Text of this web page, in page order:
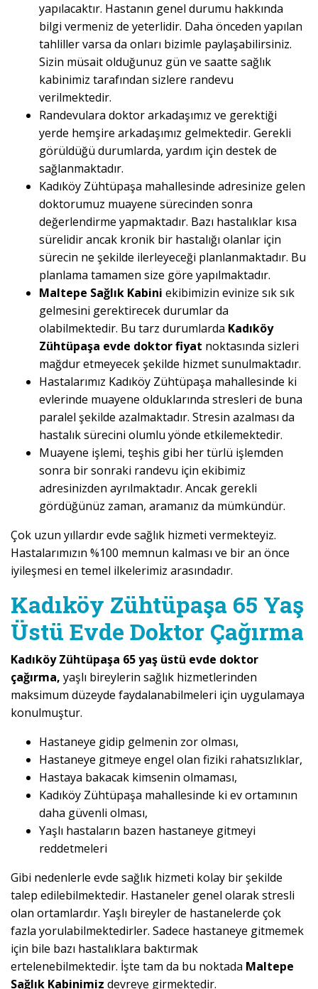
yapılacaktır. Hastanın genel durumu hakkında
bilgi vermeniz de yeterlidir. Daha önceden yapılan
tahliller varsa da onları bizimle paylaşabilirsiniz.
Sizin müsait olduğunuz gün ve saatte sağlık
kabinimiz tarafından sizlere randevu
verilmektedir.
Randevulara doktor arkadaşımız ve gerektiği
yerde hemşire arkadaşımız gelmektedir. Gerekli
görüldüğü durumlarda, yardım için destek de
sağlanmaktadır.
Kadıköy Zühtüpaşa mahallesinde adresinize gelen
doktorumuz muayene sürecinden sonra
değerlendirme yapmaktadır. Bazı hastalıklar kısa
sürelidir ancak kronik bir hastalığı olanlar için
sürecin ne şekilde ilerleyeceği planlanmaktadır. Bu
planlama tamamen size göre yapılmaktadır.
Maltepe Sağlık Kabini ekibimizin evinize sık sık
gelmesini gerektirecek durumlar da
olabilmektedir. Bu tarz durumlarda Kadıköy
Zühtüpaşa evde doktor fiyat noktasında sizleri
mağdur etmeyecek şekilde hizmet sunulmaktadır.
Hastalarımız Kadıköy Zühtüpaşa mahallesinde ki
evlerinde muayene olduklarında stresleri de buna
paralel şekilde azalmaktadır. Stresin azalması da
hastalık sürecini olumlu yönde etkilemektedir.
Muayene işlemi, teşhis gibi her türlü işlemden
sonra bir sonraki randevu için ekibimiz
adresinizden ayrılmaktadır. Ancak gerekli
gördüğünüz zaman, aramanız da mümkündür.
Çok uzun yıllardır evde sağlık hizmeti vermekteyiz.
Hastalarımızın %100 memnun kalması ve bir an önce
iyileşmesi en temel ilkelerimiz arasındadır.
Kadıköy Zühtüpaşa 65 Yaş
Üstü Evde Doktor Çağırma
Kadıköy Zühtüpaşa 65 yaş üstü evde doktor
çağırma, yaşlı bireylerin sağlık hizmetlerinden
maksimum düzeyde faydalanabilmeleri için uygulamaya
konulmuştur.
Hastaneye gidip gelmenin zor olması,
Hastaneye gitmeye engel olan fiziki rahatsızlıklar,
Hastaya bakacak kimsenin olmaması,
Kadıköy Zühtüpaşa mahallesinde ki ev ortamının
daha güvenli olması,
Yaşlı hastaların bazen hastaneye gitmeyi
reddetmeleri
Gibi nedenlerle evde sağlık hizmeti kolay bir şekilde
talep edilebilmektedir. Hastaneler genel olarak stresli
olan ortamlardır. Yaşlı bireyler de hastanelerde çok
fazla yorulabilmektedirler. Sadece hastaneye gitmemek
için bile bazı hastalıklara baktırmak
ertelenebilmektedir. İşte tam da bu noktada Maltepe
Sağlık Kabinimiz devreye girmektedir.